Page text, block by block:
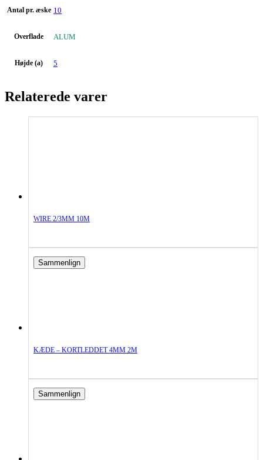
Antal pr. æske 10
Overflade ALUM
Højde (a) 5
Relaterede varer
WIRE 2/3MM 10M
Sammenlign
KÆDE – KORTLEDDET 4MM 2M
Sammenlign